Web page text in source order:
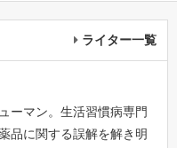
ライター一覧
ーマン。生活習慣病専門
品に関する誤解を解き明